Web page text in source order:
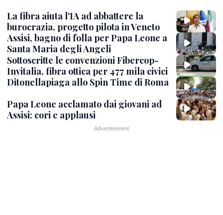
La fibra aiuta l'IA ad abbattere la
burocrazia, progetto pilota in Veneto
Assisi, bagno di folla per Papa Leone a
Santa Maria degli Angeli
Sottoscritte le convenzioni Fibercop-
Invitalia, fibra ottica per 477 mila civici
Ditonellapiaga allo Spin Time di Roma
Papa Leone acclamato dai giovani ad
Assisi: cori e applausi